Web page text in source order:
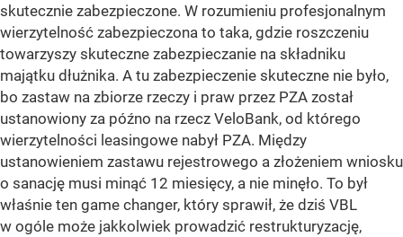
skutecznie zabezpieczone. W rozumieniu profesjonalnym
wierzytelność zabezpieczona to taka, gdzie roszczeniu
towarzyszy skuteczne zabezpieczanie na składniku
majątku dłużnika. A tu zabezpieczenie skuteczne nie było,
bo zastaw na zbiorze rzeczy i praw przez PZA został
ustanowiony za późno na rzecz VeloBank, od którego
wierzytelności leasingowe nabył PZA. Między
ustanowieniem zastawu rejestrowego a złożeniem wniosku
o sanację musi minąć 12 miesięcy, a nie minęło. To był
właśnie ten game changer, który sprawił, że dziś VBL
w ogóle może jakkolwiek prowadzić restrukturyzację,